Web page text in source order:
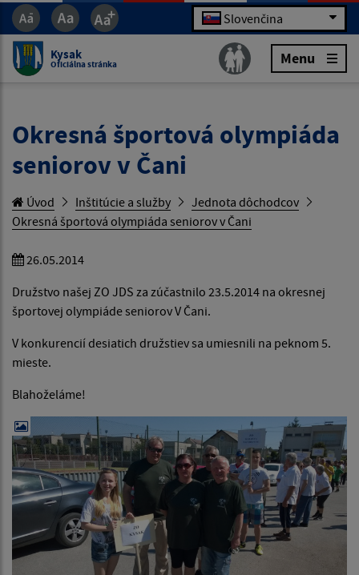
Slovenčina
Kysak
Oficiálna stránka Menu
Okresná športová olympiáda
seniorov v Čani
Úvod Inštitúcie a služby
Jednota dôchodcov
Okresná športová olympiáda seniorov v Čani
26.05.2014
Družstvo našej ZO JDS za zúčastnilo 23.5.2014 na okresnej
športovej olympiáde seniorov V Čani.
V konkurencií desiatich družstiev sa umiesnili na peknom 5.
mieste.
Blahoželáme!